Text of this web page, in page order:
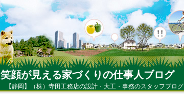
笑顔が見える家づくりの仕事人ブログ
【静岡】（株）寺田工務店の設計・大工・事務のスタッフブログ